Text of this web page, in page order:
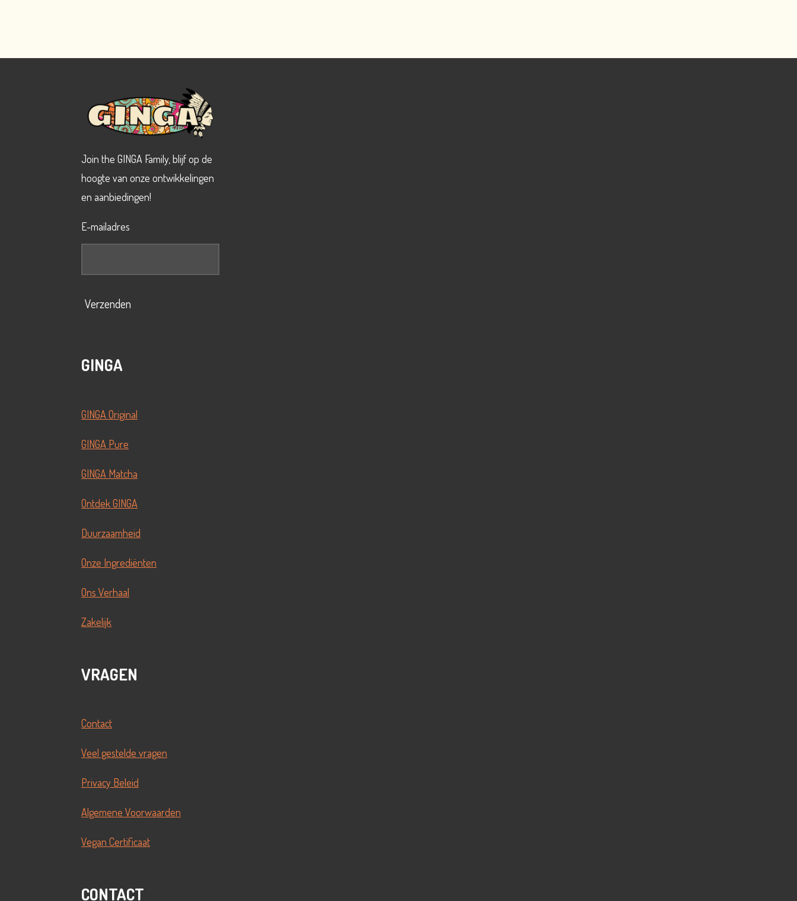
Join the GINGA Family, blijf op de
hoogte van onze ontwikkelingen
en aanbiedingen!
E-mailadres
Verzenden
GINGA
GINGA Original
GINGA Pure
GINGA Matcha
Ontdek GINGA
Duurzaamheid
Onze Ingrediënten
Ons Verhaal
Zakelijk
VRAGEN
Contact
Veel gestelde vragen
Privacy Beleid
Algemene Voorwaarden
Vegan Certificaat
CONTACT